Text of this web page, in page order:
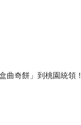
曲奇餅」到桃園統領！